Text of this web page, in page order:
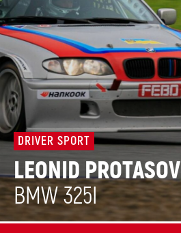
DRIVER SPORT
LEONID PROTASOV
BMW 325I